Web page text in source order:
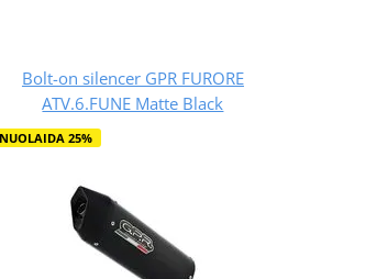
Bolt-on silencer GPR FURORE
ATV.6.FUNE Matte Black
NUOLAIDA 25%